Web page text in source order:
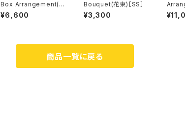
Box Arrangement(ボ
ックスアレンジメント)
［◻︎］
¥6,600
Bouquet(花束)［SS］
¥3,300
ジメン
商品一覧に戻る